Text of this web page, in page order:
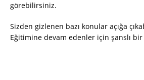
görebilirsiniz.
Sizden gizlenen bazı konular açığa
Eğitimine devam edenler için şanslı